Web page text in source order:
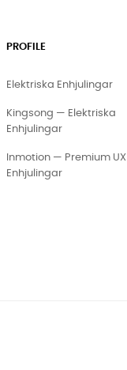
PROFILE
Elektriska Enhjulingar
Kingsong — Elektriska
Enhjulingar
Inmotion — Premium UX
Enhjulingar